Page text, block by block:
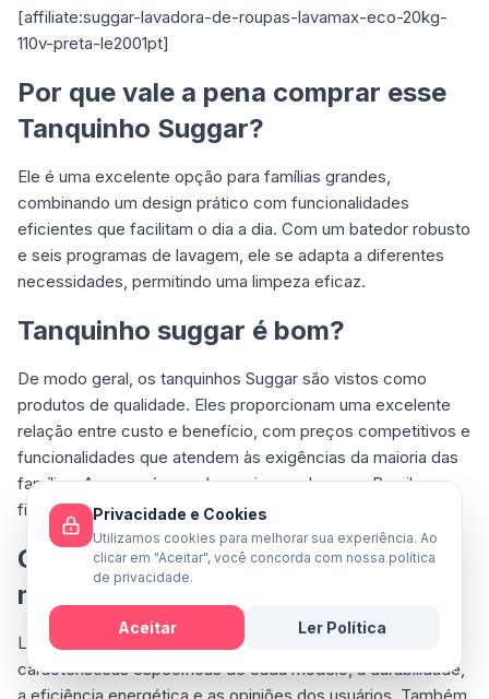
[affiliate:suggar-lavadora-de-roupas-lavamax-eco-20kg-
110v-preta-le2001pt]
Por que vale a pena comprar esse
Tanquinho Suggar?
Ele é uma excelente opção para famílias grandes,
combinando um design prático com funcionalidades
eficientes que facilitam o dia a dia. Com um batedor robusto
e seis programas de lavagem, ele se adapta a diferentes
necessidades, permitindo uma limpeza eficaz.
Tanquinho suggar é bom?
De modo geral, os tanquinhos Suggar são vistos como
produtos de qualidade. Eles proporcionam uma excelente
relação entre custo e benefício, com preços competitivos e
funcionalidades que atendem às exigências da maioria das
famílias. A marca é uma das mais populares no Brasil,
figurando entre as mais vendidas do mercado.
O que observar para escolher a
melhor Tanquinho Suggar?
Leve em consideração a capacidade de lavagem, as
características específicas de cada modelo, a durabilidade,
a eficiência energética e as opiniões dos usuários. Também
Privacidade e Cookies
Utilizamos cookies para melhorar sua experiência. Ao
clicar em "Aceitar", você concorda com nossa política
de privacidade.
Aceitar
Ler Política